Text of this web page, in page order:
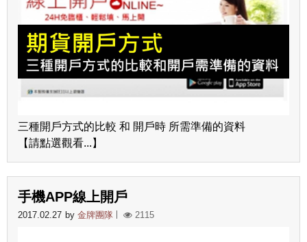
三種開戶方式的比較 和 開戶時 所需準備的資料
【請點選觀看...】
手機APP線上開戶
2017.02.27 by 金牌團隊 2115